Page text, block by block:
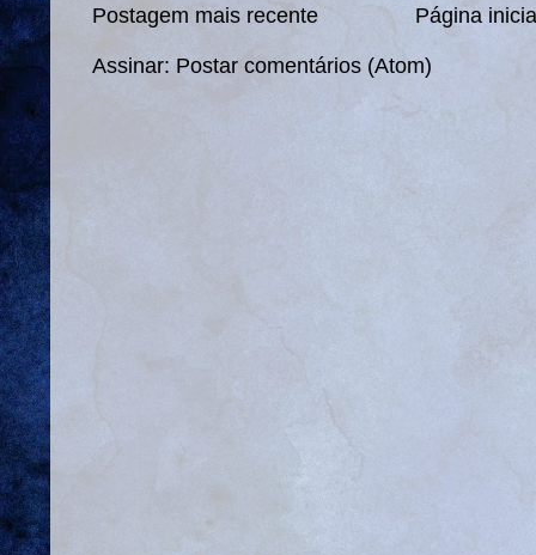
Postagem mais recente Página
Assinar: Postar comentários (Atom)